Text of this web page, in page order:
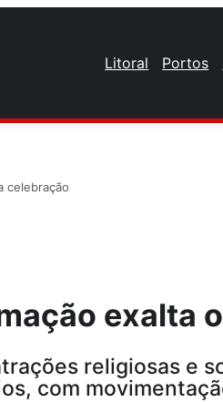
Litoral Portos
celebração
exalta
religiosas e
com